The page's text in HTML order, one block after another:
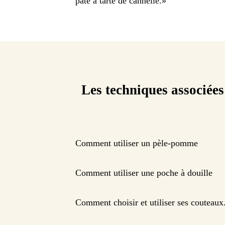
Les techniques associées
Comment utiliser un pèle-pomme
Comment utiliser une poche à douille
Comment choisir et utiliser ses